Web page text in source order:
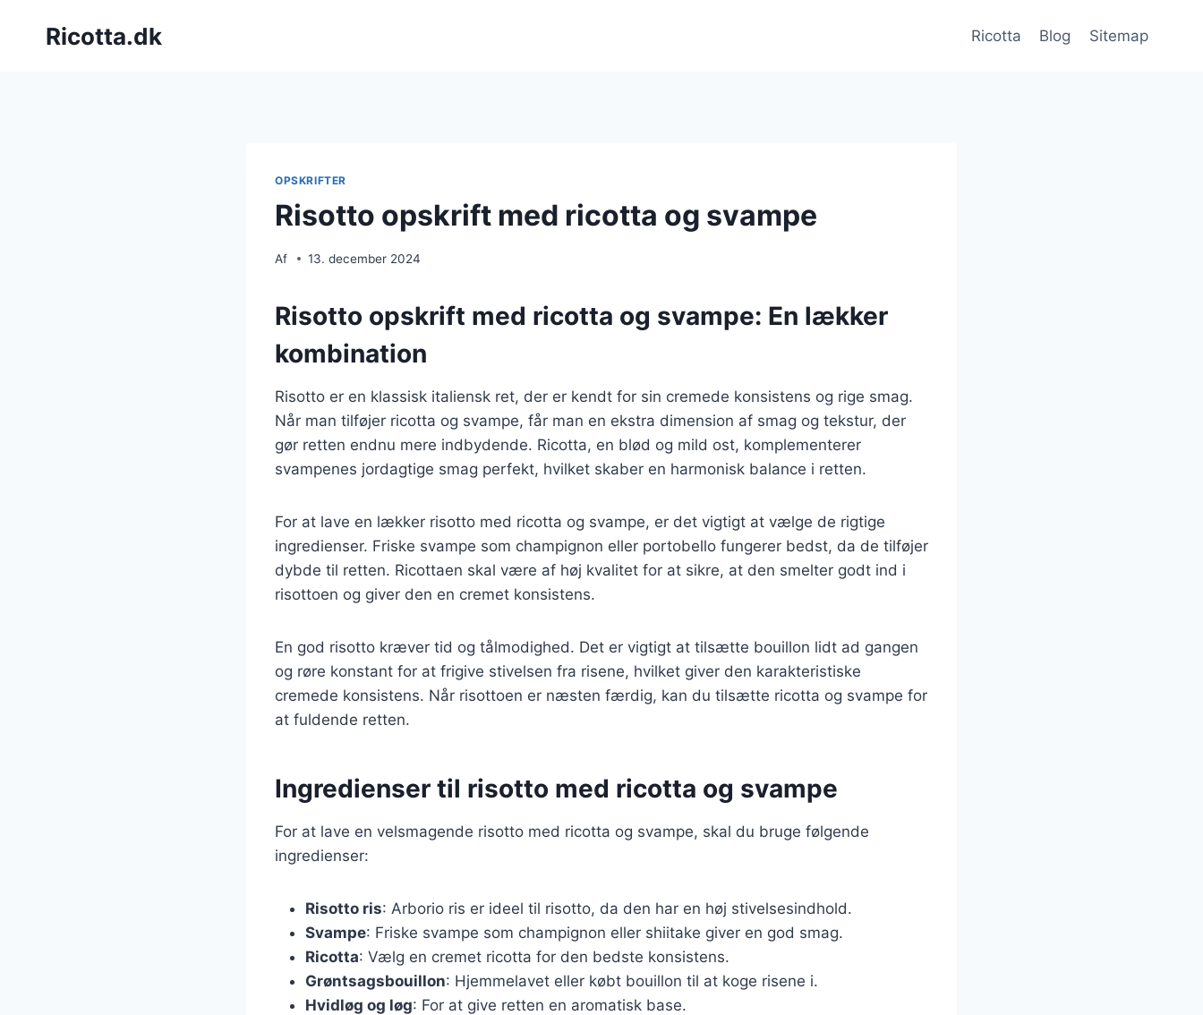
Ricotta.dk Ricotta Blog Sitemap
OPSKRIFTER
Risotto opskrift med ricotta og svampe
Af 13. december 2024
Risotto opskrift med ricotta og svampe: En lækker
kombination
Risotto er en klassisk italiensk ret, der er kendt for sin cremede konsistens og rige smag.
Når man tilføjer ricotta og svampe, får man en ekstra dimension af smag og tekstur, der
gør retten endnu mere indbydende. Ricotta, en blød og mild ost, komplementerer
svampenes jordagtige smag perfekt, hvilket skaber en harmonisk balance i retten.
For at lave en lækker risotto med ricotta og svampe, er det vigtigt at vælge de rigtige
ingredienser. Friske svampe som champignon eller portobello fungerer bedst, da de tilføjer
dybde til retten. Ricottaen skal være af høj kvalitet for at sikre, at den smelter godt ind i
risottoen og giver den en cremet konsistens.
En god risotto kræver tid og tålmodighed. Det er vigtigt at tilsætte bouillon lidt ad gangen
og røre konstant for at frigive stivelsen fra risene, hvilket giver den karakteristiske
cremede konsistens. Når risottoen er næsten færdig, kan du tilsætte ricotta og svampe for
at fuldende retten.
Ingredienser til risotto med ricotta og svampe
For at lave en velsmagende risotto med ricotta og svampe, skal du bruge følgende
ingredienser:
Risotto ris: Arborio ris er ideel til risotto, da den har en høj stivelsesindhold.
Svampe: Friske svampe som champignon eller shiitake giver en god smag.
Ricotta: Vælg en cremet ricotta for den bedste konsistens.
Grøntsagsbouillon: Hjemmelavet eller købt bouillon til at koge risene i.
Hvidløg og løg: For at give retten en aromatisk base.